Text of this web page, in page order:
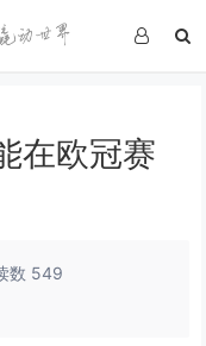
在欧冠赛
数 549